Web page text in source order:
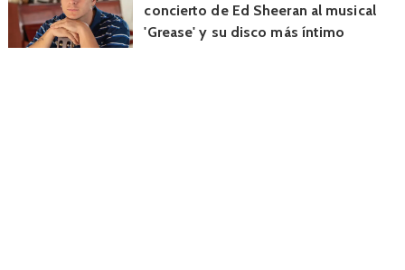
concierto de Ed Sheeran al musical
'Grease' y su disco más íntimo